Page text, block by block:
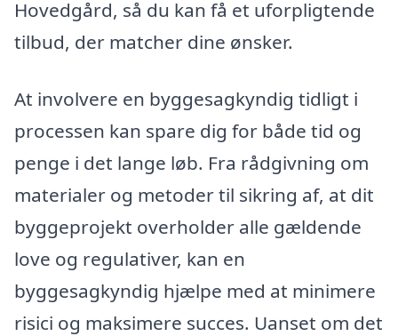
Hovedgård, så du kan få et uforpligtende
tilbud, der matcher dine ønsker.
At involvere en byggesagkyndig tidligt i
processen kan spare dig for både tid og
penge i det lange løb. Fra rådgivning om
materialer og metoder til sikring af, at dit
byggeprojekt overholder alle gældende
love og regulativer, kan en
byggesagkyndig hjælpe med at minimere
risici og maksimere succes. Uanset om det